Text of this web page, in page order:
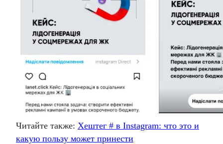
Читайте также: Хештег # в Instagram: что это и
какую пользу может принести